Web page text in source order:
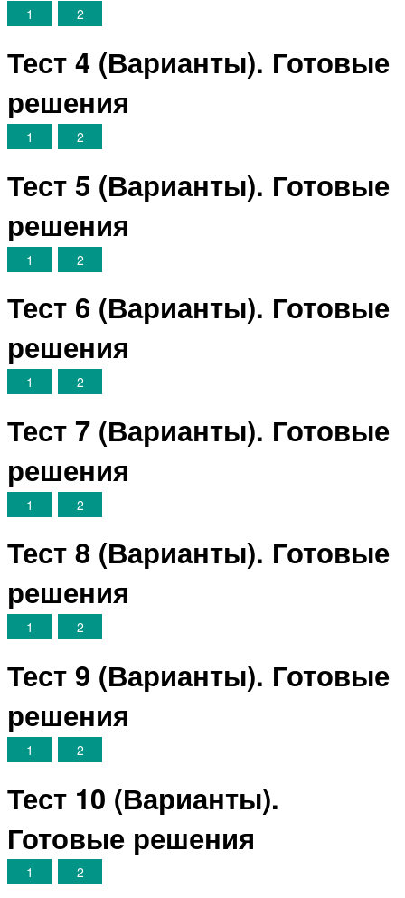
1 2
Тест 4 (Варианты). Готовые
решения
1 2
Тест 5 (Варианты). Готовые
решения
1 2
Тест 6 (Варианты). Готовые
решения
1 2
Тест 7 (Варианты). Готовые
решения
1 2
Тест 8 (Варианты). Готовые
решения
1 2
Тест 9 (Варианты). Готовые
решения
1 2
Тест 10 (Варианты).
Готовые решения
1 2